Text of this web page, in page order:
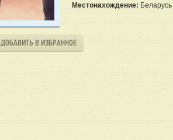
Местонахождение: Беларусь
ДОБАВИТЬ В ИЗБРАННОЕ